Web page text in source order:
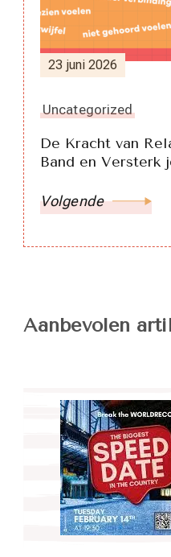
23 juni 2026
Uncategorized
De Kracht van
Band en Versterk
Volgende
Aanbevolen